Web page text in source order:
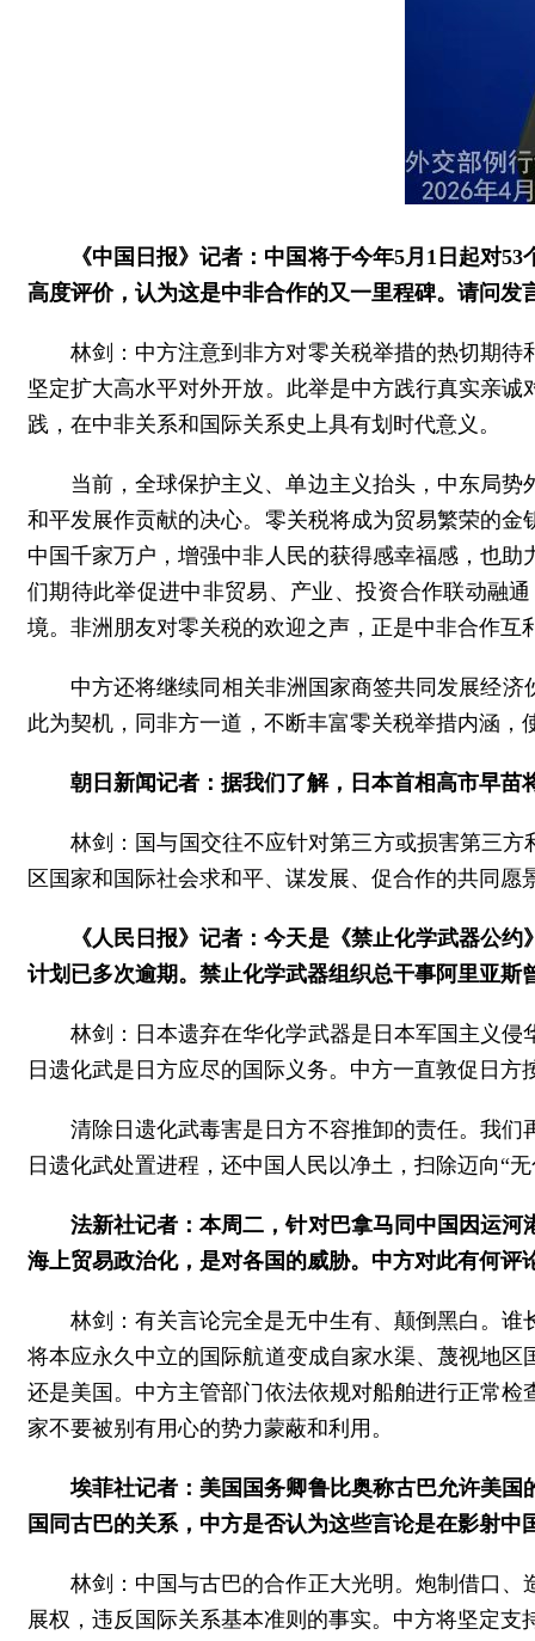
《中国日报》记者：中国将于今年5月1日起对
高度评价，认为这是中非合作的又一里程碑。请问发
林剑：中方注意到非方对零关税举措的热切期
坚定扩大高水平对外开放。此举是中方践行真实亲
践，在中非关系和国际关系史上具有划时代意义。
当前，全球保护主义、单边主义抬头，中东局
和平发展作贡献的决心。零关税将成为贸易繁荣的
中国千家万户，增强中非人民的获得感幸福感，也
们期待此举促进中非贸易、产业、投资合作联动融
境。非洲朋友对零关税的欢迎之声，正是中非合作互
中方还将继续同相关非洲国家商签共同发展经
此为契机，同非方一道，不断丰富零关税举措内涵
朝日新闻记者：据我们了解，日本首相高市早
林剑：国与国交往不应针对第三方或损害第三
区国家和国际社会求和平、谋发展、促合作的共同愿
《人民日报》记者：今天是《禁止化学武器公
计划已多次逾期。禁止化学武器组织总干事阿里亚斯
林剑：日本遗弃在华化学武器是日本军国主义
日遗化武是日方应尽的国际义务。中方一直敦促日
清除日遗化武毒害是日方不容推卸的责任。我
日遗化武处置进程，还中国人民以净土，扫除迈向“
法新社记者：本周二，针对巴拿马同中国因运
海上贸易政治化，是对各国的威胁。中方对此有何评
林剑：有关言论完全是无中生有、颠倒黑白。
将本应永久中立的国际航道变成自家水渠、蔑视地
还是美国。中方主管部门依法依规对船舶进行正常
家不要被别有用心的势力蒙蔽和利用。
埃菲社记者：美国国务卿鲁比奥称古巴允许美
国同古巴的关系，中方是否认为这些言论是在影射中
林剑：中国与古巴的合作正大光明。炮制借口
展权，违反国际关系基本准则的事实。中方将坚定